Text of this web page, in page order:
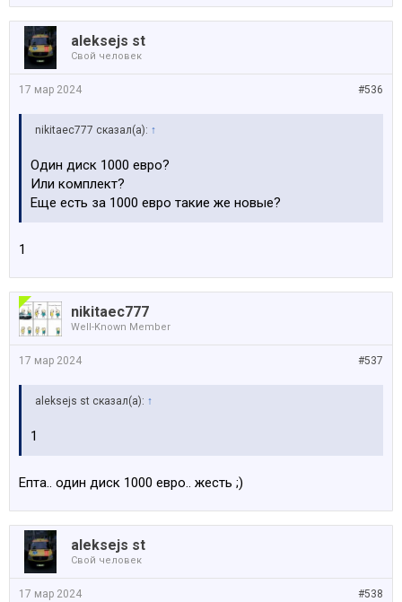
aleksejs st
Свой человек
#536
17 мар 2024
nikitaec777 сказал(а): ↑
Один диск 1000 евро?
Или комплект?
Еще есть за 1000 евро такие же новые?
1
nikitaec777
Well-Known Member
#537
17 мар 2024
aleksejs st сказал(а): ↑
1
Епта.. один диск 1000 евро.. жесть ;)
aleksejs st
Свой человек
#538
17 мар 2024